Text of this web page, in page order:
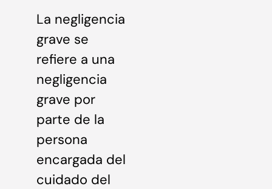
La negligencia
grave se
refiere a una
negligencia
grave por
parte de la
persona
encargada del
cuidado del